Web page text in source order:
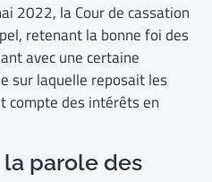
2022, la Cour de cassation
retenant la bonne foi des
avec une certaine
sur laquelle reposait les
compte des intérêts en
parole des